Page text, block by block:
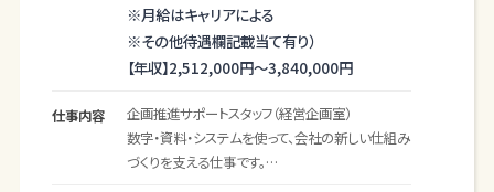
広報業務
・社内イベントの企画運営
・社内情報共有の管理
その他
・機器・備品・施設管理
・資格取得支援など
※月給はキャリアによる
※その他待遇欄記載当て有り）
【年収】2,512,000円～3,840,000円
仕事内容
企画推進サポートスタッフ（経営企画室）
数字・資料・システムを使って、会社の新しい仕組み
づくりを支える仕事です。